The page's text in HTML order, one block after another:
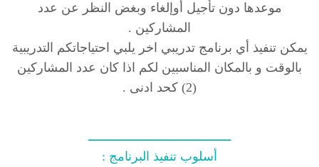
موعدها دون تأجيل أوإلغاء وبغض النظر عن عدد
المشاركين .
يمكن تنفيذ أي برنامج تدريبي اخر يلبي احتياجاتكم التدريبية
بالوقت و بالمكان المناسبين لكم اذا كان عدد المشاركين
(2) كحد ادنى .
ــــــــــــــــــــــــــــــــــــــــ
أسلوب تنفيذ البرنامج :